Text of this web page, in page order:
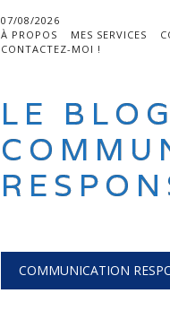
07/08/2026
À PROPOS
MES SERVICES
CONTACTEZ-MOI !
LE
Main menu
COMMUNICATION